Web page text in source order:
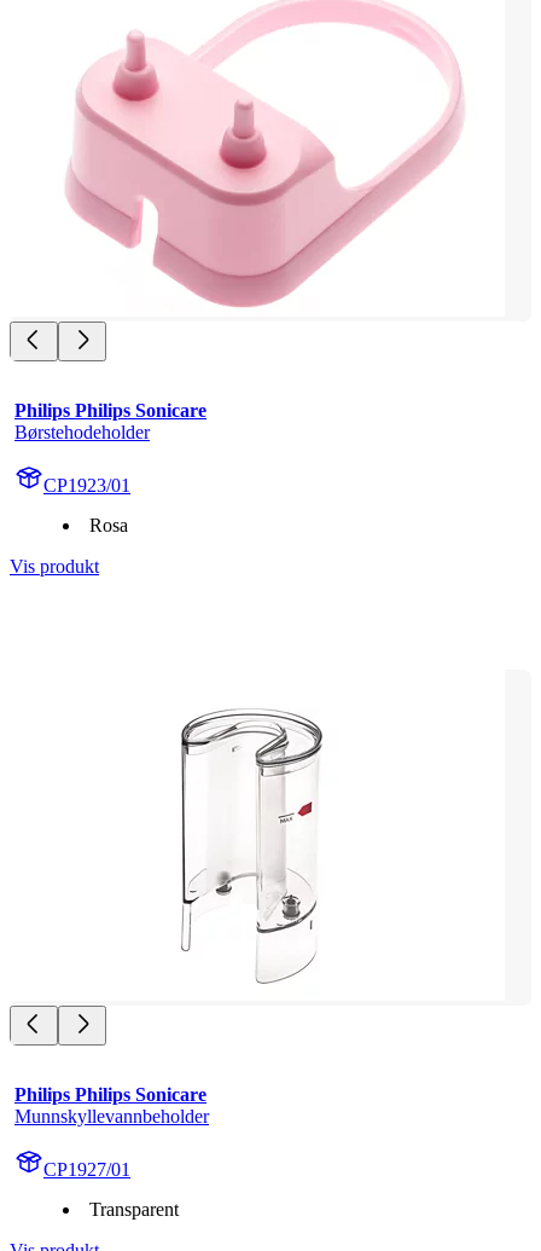
Philips Philips Sonicare
Børstehodeholder
CP1923/01
Rosa
Vis produkt
Philips Philips Sonicare
Munnskyllevannbeholder
CP1927/01
Transparent